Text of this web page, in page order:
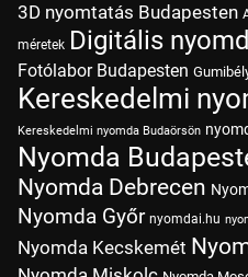
3D nyomtatás Budapesten
méretek Digitális
Fotólabor Budapesten
Kereskedelmi
Kereskedelmi nyomda Budaörsön
Nyomda
Nyomda Debrecen
Nyomda Győr nyomdai.hu
Nyomda Kecskemét